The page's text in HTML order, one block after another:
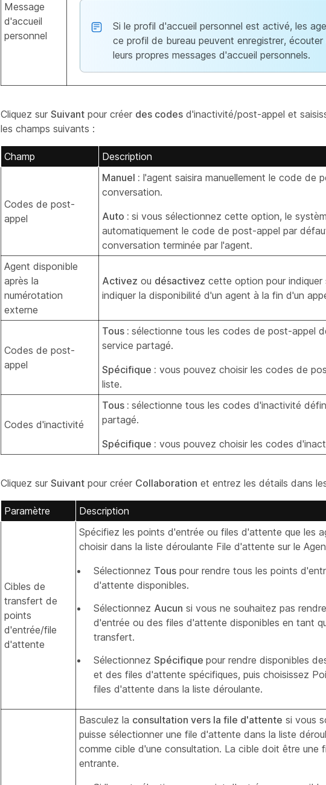
Message
d'accueil
personnel
Si le profil d'accueil personnel est activé, les
ce profil de bureau peuvent enregistrer, écouter
leurs propres messages d'accueil personnels.
Cliquez sur Suivant pour créer des codes d'inactivité/post-appel et
les champs suivants :
Champ Description
Codes de post-
appel
Manuel : l'agent saisira manuellement le code de
conversation.
Auto : si vous sélectionnez cette option, le
automatiquement le code de post-appel par
conversation terminée par l'agent.
Agent disponible
après la
numérotation
externe
Activez ou désactivez cette option pour indiquer
indiquer la disponibilité d'un agent à la fin d'un
Codes de post-
appel
Tous : sélectionne tous les codes de post-appel
service partagé.
Spécifique : vous pouvez choisir les codes de
liste.
Codes d'inactivité
Tous : sélectionne tous les codes d'inactivité
partagé.
Spécifique : vous pouvez choisir les codes
Cliquez sur Suivant pour créer Collaboration et entrez les détails dans
Paramètre Description
Cibles de
transfert de
points
d'entrée/file
d'attente
Spécifiez les points d'entrée ou files d'attente que les
choisir dans la liste déroulante File d'attente sur le
Sélectionnez Tous pour rendre tous les points
d'attente disponibles.
Sélectionnez Aucun si vous ne souhaitez pas
d'entrée ou des files d'attente disponibles en tant
transfert.
Sélectionnez Spécifique pour rendre disponibles
et des files d'attente spécifiques, puis choisissez
files d'attente dans la liste déroulante.
Basculez la consultation vers la file d'attente si vous
puisse sélectionner une file d'attente dans la liste
comme cible d'une consultation. La cible doit être une
entrante.